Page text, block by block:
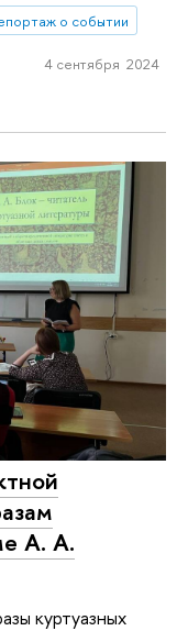
о событии
4 сентября 2024
А. А.
куртуазных